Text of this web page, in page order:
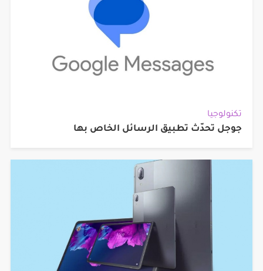
تكنولوجيا
جوجل تحدّث تطبيق الرسائل الخاص بها